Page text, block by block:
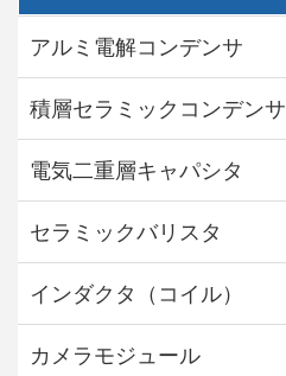
アルミ電解コンデンサ
積層セラミックコンデンサ
電気二重層キャパシタ
セラミックバリスタ
インダクタ（コイル）
カメラモジュール